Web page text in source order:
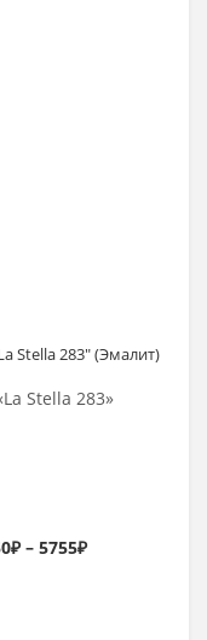
Stella 283»
– 5755₽